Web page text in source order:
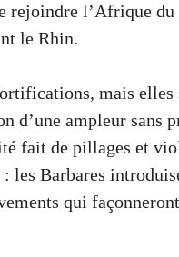
rejoindre l’Afrique du
le Rhin.
mais elles
d’une ampleur sans
fait de pillages et
les Barbares
qui